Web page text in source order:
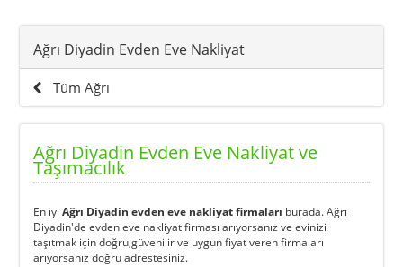
Ağrı Diyadin Evden Eve Nakliyat
Tüm Ağrı
Ağrı Diyadin Evden Eve Nakliyat ve
Taşımacılık
En iyiAğrı Diyadin evden eve nakliyat firmaları burada. Ağrı
Diyadin'de evden eve nakliyat firması arıyorsanız ve evinizi
taşıtmak için doğru,güvenilir ve uygun fiyat veren firmaları
arıyorsanız doğru adrestesiniz.